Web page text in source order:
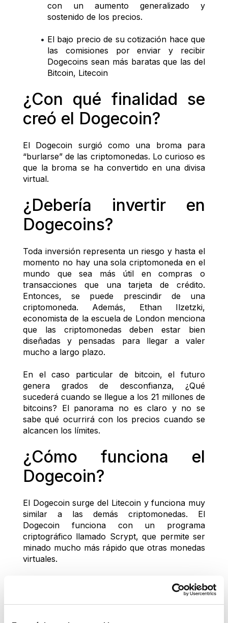
con un aumento generalizado y
sostenido de los precios.
El bajo precio de su cotización hace que
las comisiones por enviar y recibir
Dogecoins sean más baratas que las del
Bitcoin, Litecoin
¿Con qué finalidad se
creó el Dogecoin?
El Dogecoin surgió como una broma para
“burlarse” de las criptomonedas. Lo curioso es
que la broma se ha convertido en una divisa
virtual.
¿Debería invertir en
Dogecoins?
Toda inversión representa un riesgo y hasta el
momento no hay una sola criptomoneda en el
mundo que sea más útil en compras o
transacciones que una tarjeta de crédito.
Entonces, se puede prescindir de una
criptomoneda. Además, Ethan Ilzetzki,
economista de la escuela de London menciona
que las criptomonedas deben estar bien
diseñadas y pensadas para llegar a valer
mucho a largo plazo.
En el caso particular de bitcoin, el futuro
genera grados de desconfianza, ¿Qué
sucederá cuando se llegue a los 21 millones de
bitcoins? El panorama no es claro y no se
sabe qué ocurrirá con los precios cuando se
alcancen los límites.
¿Cómo funciona el
Dogecoin?
El Dogecoin surge del Litecoin y funciona muy
similar a las demás criptomonedas. El
Dogecoin funciona con un programa
criptográfico llamado Scrypt, que permite ser
minado mucho más rápido que otras monedas
virtuales.
¿Por qué es tan
popular el Dogecoin?